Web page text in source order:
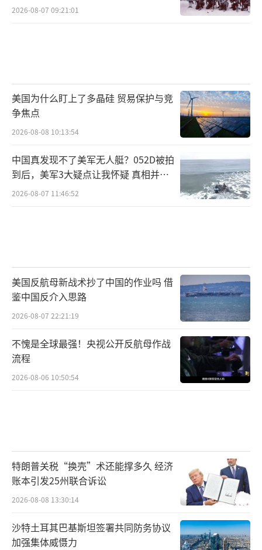
2026-08-07 09:21:01
美国为什么盯上了多晶硅 贸易保护与竞
争焦点
2026-08-08 10:13:54
中国真发现不了美军无人艇？052D被拍
到后，美军3大疑点让我怀疑 真相并非
如此
2026-08-07 11:46:52
美国反航母新战术抄了中国的作业吗 借
鉴中国反介入思路
2026-08-07 22:21:19
不愧是全球最强！央视公开反航母作战
流程
2026-08-06 10:50:54
特朗普关税“换壳”术还能撑多久 经济
账本引发25州联合诉讼
2026-08-08 13:30:14
沙特土耳其巴基斯坦签署共同防务协议
加强集体威慑力